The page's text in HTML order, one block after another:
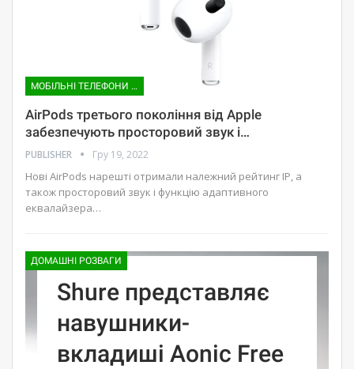
МОБІЛЬНІ ТЕЛЕФОНИ ТА АКСЕСУАРИ
AirPods третього покоління від Apple
забезпечують просторовий звук і…
PUBLISHER Гру 19, 2022
Нові AirPods нарешті отримали належний рейтинг IP, а
також просторовий звук і функцію адаптивного
еквалайзера…
ДОМАШНІ РОЗВАГИ
Shure представляє
навушники-
вкладиші Aonic Free